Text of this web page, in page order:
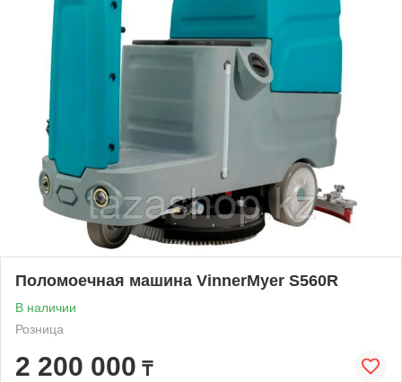
Поломоечная машина VinnerMyer S560R
В наличии
Розница
2 200 000 ₸